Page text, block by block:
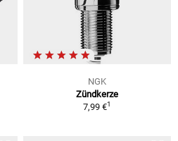
NGK
Zündkerze
7,99 €1